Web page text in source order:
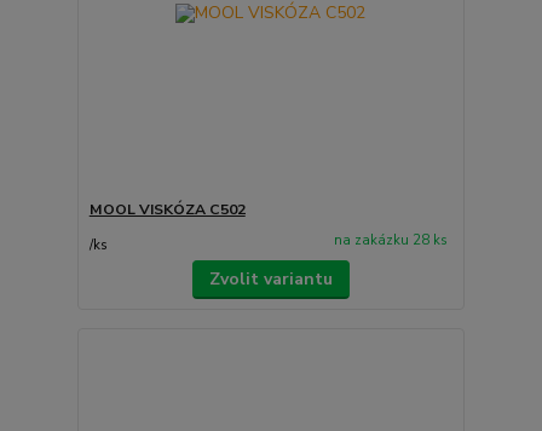
MOOL VISKÓZA C502
/ks na zakázku 28 ks
Zvolit variantu